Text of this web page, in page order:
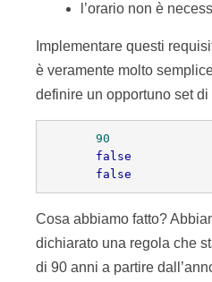
l’orario non è
Implementare questi
è veramente molto
definire un opportuno set
90
false
false
Cosa abbiamo fatto?
dichiarato una regola che
di 90 anni a partire